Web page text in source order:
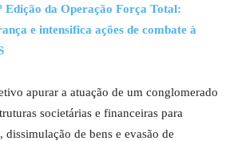
Edição da Operação Força Total:
e intensifica ações de combate à
apurar a atuação de um conglomerado
societárias e financeiras para
de bens e evasão de